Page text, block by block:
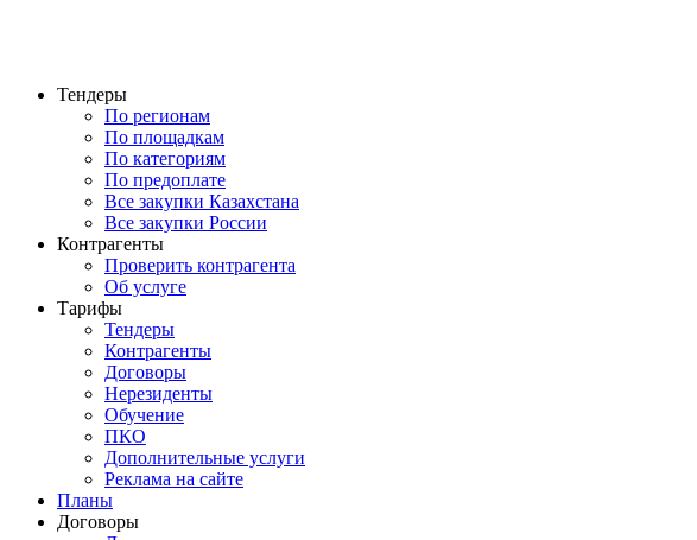
Тендеры
По регионам
По площадкам
По категориям
По предоплате
Все закупки Казахстана
Все закупки России
Контрагенты
Проверить контрагента
Об услуге
Тарифы
Тендеры
Контрагенты
Договоры
Нерезиденты
Обучение
ПКО
Дополнительные услуги
Реклама на сайте
Планы
Договоры